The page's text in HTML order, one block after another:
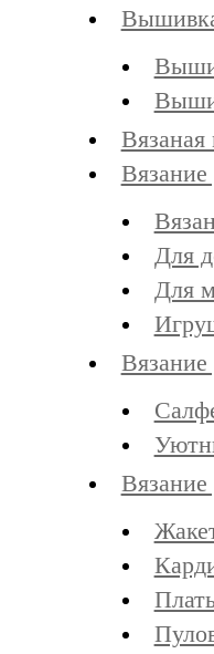
Вязаная
Вязание
Для
Для
Вязание